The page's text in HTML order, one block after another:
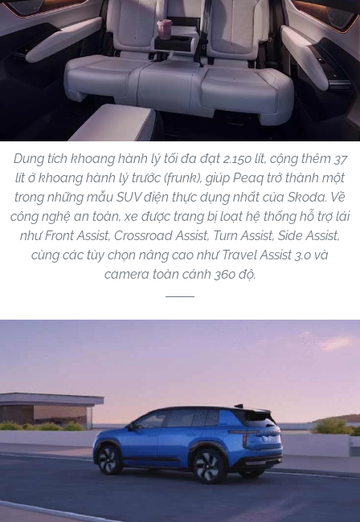
Dung tích khoang hành lý tối đa đạt 2.150 lít, cộng thêm 37
lít ở khoang hành lý trước (frunk), giúp Peaq trở thành một
trong những mẫu SUV điện thực dụng nhất của Skoda. Về
công nghệ an toàn, xe được trang bị loạt hệ thống hỗ trợ lái
như Front Assist, Crossroad Assist, Turn Assist, Side Assist,
cùng các tùy chọn nâng cao như Travel Assist 3.0 và
camera toàn cảnh 360 độ.